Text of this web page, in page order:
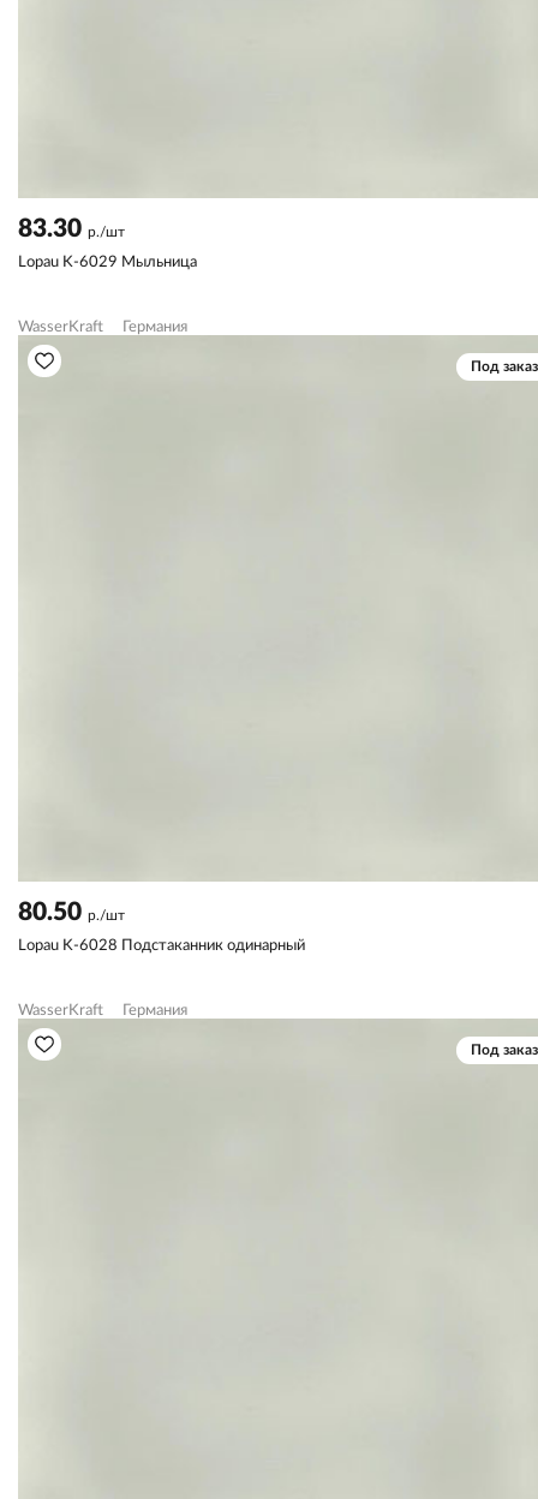
83.30 р./шт
Lopau K-6029 Мыльница
WasserKraft Германия
Под заказ
80.50 р./шт
Lopau K-6028 Подстаканник одинарный
WasserKraft Германия
Под заказ